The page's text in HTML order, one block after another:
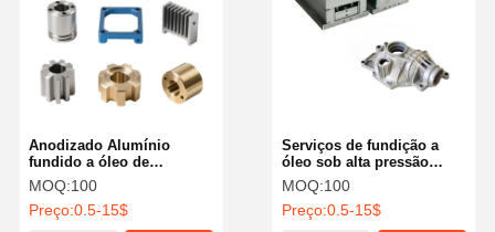
Anodizado Alumínio
fundido a óleo de
alumínio ligas de
alumínio pressão fundição
a óleo de aço inoxidável
MOQ:100
Preço:0.5-15$
Serviços de fundição a
óleo sob alta pressão
ADC12/A380
MOQ:100
Preço:0.5-15$